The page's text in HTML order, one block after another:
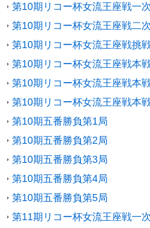
第10期リコー杯女流王座戦一
第10期リコー杯女流王座戦二
第10期リコー杯女流王座戦挑
第10期リコー杯女流王座戦本
第10期リコー杯女流王座戦本
第10期リコー杯女流王座戦本
第10期五番勝負第1局
第10期五番勝負第2局
第10期五番勝負第3局
第10期五番勝負第4局
第10期五番勝負第5局
第11期リコー杯女流王座戦一